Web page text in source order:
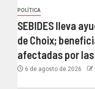
POLÍTICA
SEBIDES lleva
de Choix;
afectadas por
6 de agosto de 2026